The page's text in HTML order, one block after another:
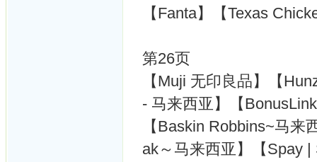
【Fanta】【Texas
第26页
【Muji 无印良品】【
- 马来西亚】【
【Baskin Robbins~马
ak～马来西亚】【Spay